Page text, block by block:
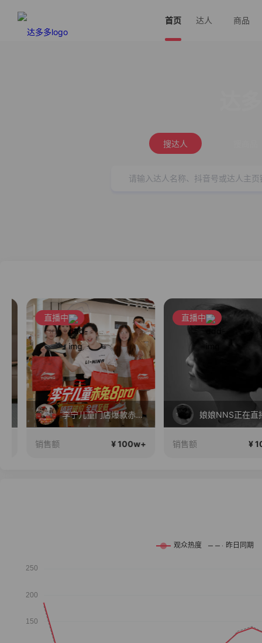
首页 达人 商品
搜达人
直播中
李宁儿童门店爆款赤兔8pro终于有货了，全网销冠刷新历史底价
销售额 ¥ 100w+
直播中
娘娘NNS正在直播
销售额 ¥